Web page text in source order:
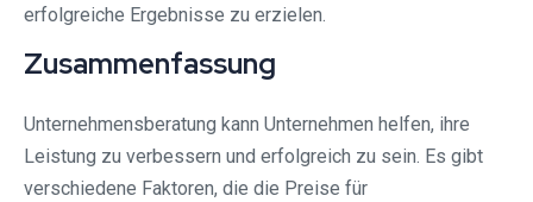
erfolgreiche Ergebnisse zu erzielen.
Zusammenfassung
Unternehmensberatung kann Unternehmen helfen, ihre
Leistung zu verbessern und erfolgreich zu sein. Es gibt
verschiedene Faktoren, die die Preise für